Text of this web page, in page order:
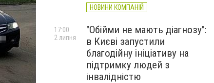
НОВИНИ КОМПАНІЙ
"Обійми не мають діагнозу":
в Києві запустили
благодійну ініціативу на
підтримку людей з
інвалідністю
17:00
2 липня